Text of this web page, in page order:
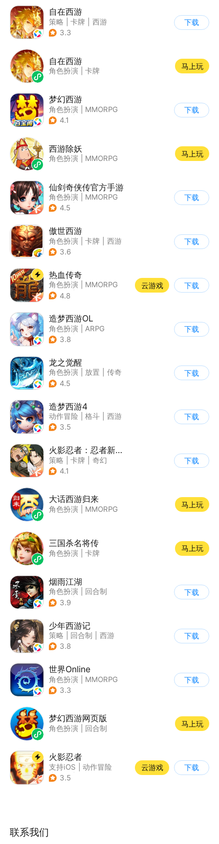
自在西游
策略 卡牌
西游
| 中国风
3.3
下载
自在西游
角色扮演 卡牌
马上玩
梦幻西游
角色扮演
MMORPG
| 西游
4.1
下载
西游除妖
角色扮演 MMORPG
马上玩
仙剑奇侠传官方手游
角色扮演
MMORPG
| 仙侠
4.5
下载
傲世西游
角色扮演 卡牌
西游
| 卡通
3.6
下载
热血传奇
角色扮演
MMORPG
| 传奇
4.8
云游戏 下载
造梦西游OL
角色扮演
ARPG
| 西游
3.8
下载
龙之觉醒
角色扮演 放置
传奇
| 千人同屏
4.5
下载
造梦西游4
动作冒险 格斗
西游
| 横版过关
3.5
下载
火影忍者：忍者新世代
策略 卡牌
奇幻
| 火影
4.1
下载
大话西游归来
角色扮演 MMORPG
马上玩
三国杀名将传
角色扮演 卡牌
马上玩
烟雨江湖
角色扮演
回合制
| 武侠
3.9
下载
少年西游记
策略 回合制
西游
| 中国风
3.8
下载
世界Online
角色扮演
MMORPG
| 冒险
3.3
下载
梦幻西游网页版
角色扮演 回合制
马上玩
火影忍者
支持iOS
动作冒险
| 格斗
3.5
云游戏 下载
联系我们